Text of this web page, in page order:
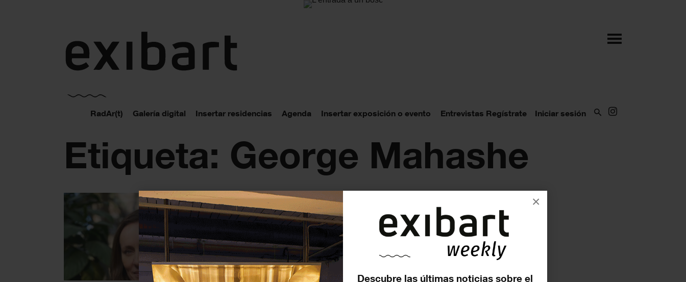
Descubre las últimas noticias sobre el
×
RadAr(t) Galería digital Insertar residencias Agenda Insertar exposición o evento Entrevistas Regístrate Iniciar sesión
Etiqueta: George Mahashe